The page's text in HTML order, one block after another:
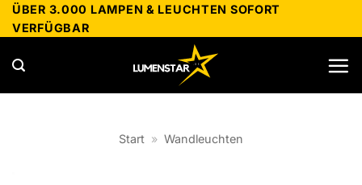
Zum
Inhalt
springen
ÜBER 3.000 LAMPEN & LEUCHTEN SOFORT
VERFÜGBAR
Start » Wandleuchten